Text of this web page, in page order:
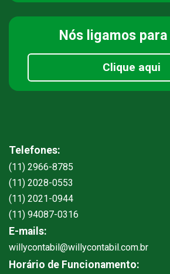
Nós ligamos
Clique aqui
Telefones:
(11) 2966-8785
(11) 2028-0553
(11) 2021-0944
(11) 94087-0316
E-mails:
willycontabil@willycontabil.com.br
Horário de Funcionamento: